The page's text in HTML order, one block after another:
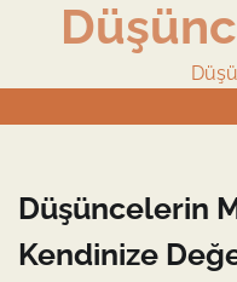
Düşüncelerin
Kendinize